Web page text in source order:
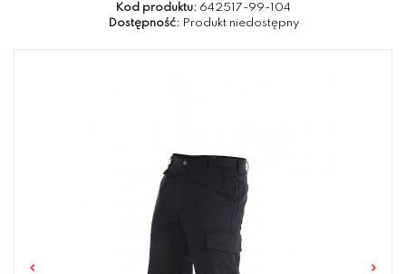
Kod produktu: 642517-99-104
Dostępność: Produkt niedostępny